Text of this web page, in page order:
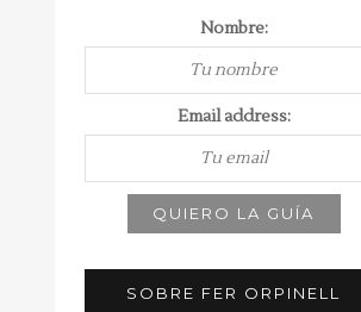
Nombre:
Email address:
SOBRE FER ORPINELL